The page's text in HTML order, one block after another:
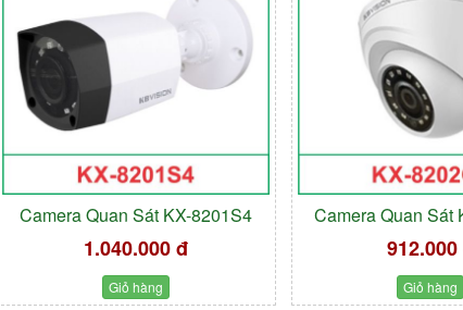
Camera Quan Sát KX-8201S4
1.040.000 đ
Giỏ hàng
Camera Quan Sát
Giỏ hàng